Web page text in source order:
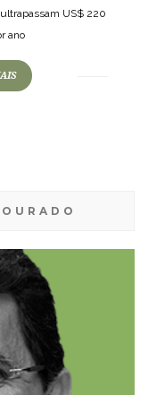
US$ 220
ano